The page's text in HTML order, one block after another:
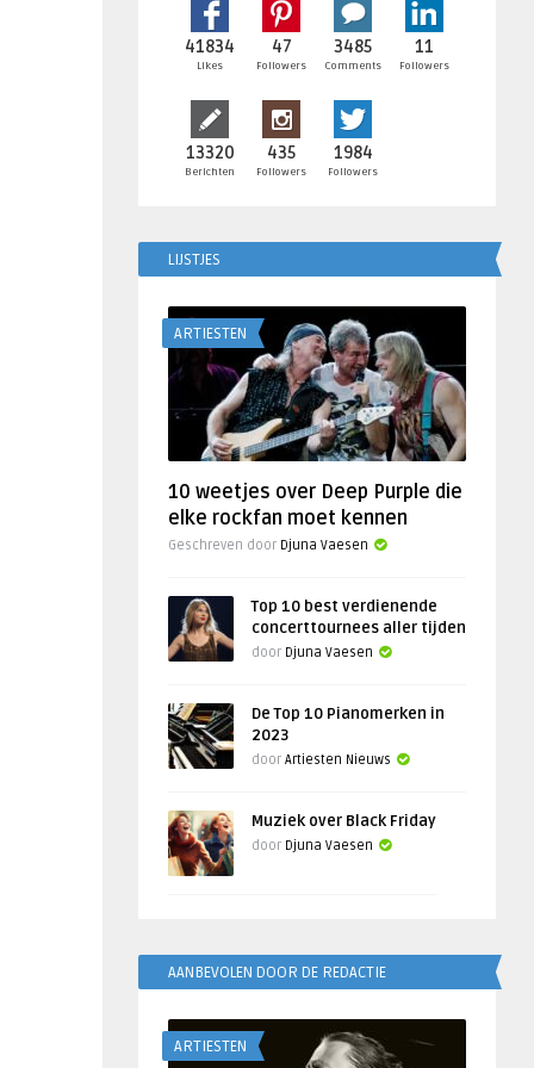
41834
Likes
47
Followers
3485
Comments
11
Followers
13320
Berichten
435
Followers
1984
Followers
LIJSTJES
ARTIESTEN
10 weetjes over Deep Purple die
elke rockfan moet kennen
Geschreven door Djuna Vaesen
Top 10 best verdienende
concerttournees aller tijden
door Djuna Vaesen
De Top 10 Pianomerken in
2023
door Artiesten Nieuws
Muziek over Black Friday
door Djuna Vaesen
AANBEVOLEN DOOR DE REDACTIE
ARTIESTEN